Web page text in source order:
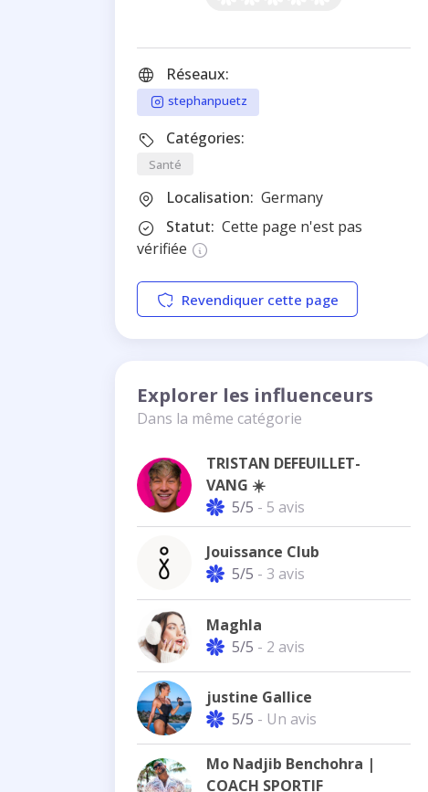
Réseaux:
stephanpuetz
Catégories:
Santé
Localisation: Germany
Statut: Cette page n'est pas
vérifiée
Revendiquer cette page
Explorer les influenceurs
Dans la même catégorie
TRISTAN DEFEUILLET-
VANG ☀️
5/5 - 5 avis
Jouissance Club
5/5 - 3 avis
Maghla
5/5 - 2 avis
justine Gallice
5/5 - Un avis
Mo Nadjib Benchohra |
COACH SPORTIF